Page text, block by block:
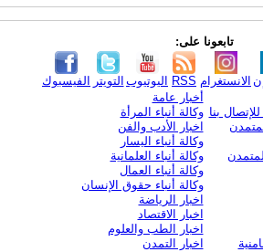
تابعونا على:
الفيسبوك التويتر اليوتيوب RSS الانستغرام
بنا
أخبار عامة
وكالة أنباء المرأة
اخبار الأدب والفن
وكالة أنباء اليسار
وكالة أنباء العلمانية
وكالة أنباء العمال
وكالة أنباء حقوق الإنسان
اخبار الرياضة
اخبار الاقتصاد
اخبار الطب والعلوم
اخبار التمدن